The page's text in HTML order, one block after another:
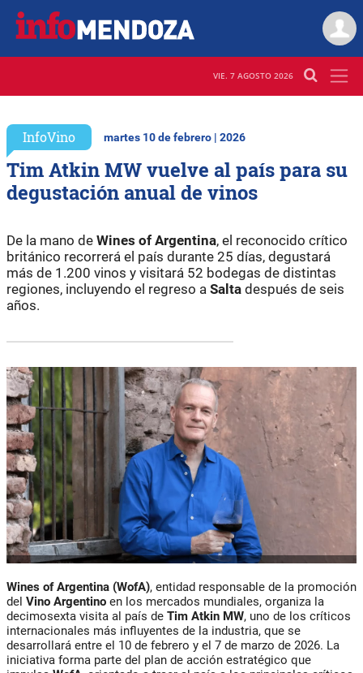
VIE. 7 AGOSTO 2026
InfoVino martes 10 de febrero | 2026
Tim Atkin MW vuelve al país para su
degustación anual de vinos
De la mano de Wines of Argentina, el reconocido crítico
británico recorrerá el país durante 25 días, degustará
más de 1.200 vinos y visitará 52 bodegas de distintas
regiones, incluyendo el regreso a Salta después de seis
años.
Wines of Argentina (WofA), entidad responsable de la promoción
del Vino Argentino en los mercados mundiales, organiza la
decimosexta visita al país de Tim Atkin MW, uno de los críticos
internacionales más influyentes de la industria, que se
desarrollará entre el 10 de febrero y el 7 de marzo de 2026. La
iniciativa forma parte del plan de acción estratégico que